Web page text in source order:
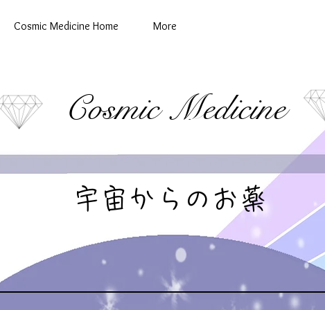
Cosmic Medicine Home More
Cosmic Medicine
宇宙からのお薬